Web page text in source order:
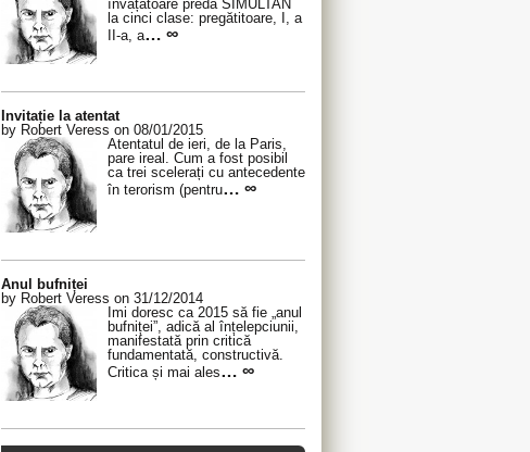
învățătoare predă SIMULTAN
la cinci clase: pregătitoare, I, a
II-a, a… ∞
Invitație la atentat
by Robert Veress on 08/01/2015
Atentatul de ieri, de la Paris,
pare ireal. Cum a fost posibil
ca trei scelerați cu antecedente
în terorism (pentru… ∞
Anul bufniței
by Robert Veress on 31/12/2014
Îmi doresc ca 2015 să fie „anul
bufniței”, adică al înțelepciunii,
manifestată prin critică
fundamentată, constructivă.
Critica și mai ales… ∞